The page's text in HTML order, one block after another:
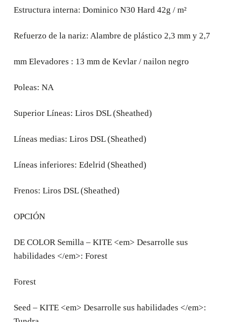
Estructura interna: Dominico N30 Hard 42g / m²
Refuerzo de la nariz: Alambre de plástico 2,3 mm y 2,7
mm Elevadores : 13 mm de Kevlar / nailon negro
Poleas: NA
Superior Líneas: Liros DSL (Sheathed)
Líneas medias: Liros DSL (Sheathed)
Líneas inferiores: Edelrid (Sheathed)
Frenos: Liros DSL (Sheathed)
OPCIÓN
DE COLOR Semilla – KITE <em> Desarrolle sus
habilidades </em>: Forest
Forest
Seed – KITE <em> Desarrolle sus habilidades </em>: